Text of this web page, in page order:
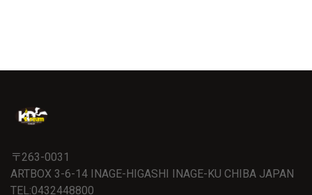
〒263-0031
ARTBOX 3-6-14 INAGE-HIGASHI INAGE-KU CHIBA JAPAN
TEL:0432448800